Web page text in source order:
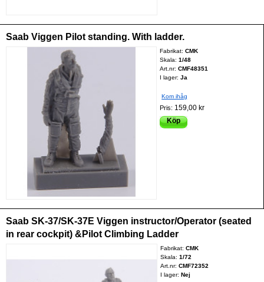
Saab Viggen Pilot standing. With ladder.
Fabrikat:CMK
Skala:1/48
Art.nr:CMF48351
I lager: Ja
Kom ihåg
Pris: 159,00 kr
Köp
Saab SK-37/SK-37E Viggen instructor/Operator (seated
in rear cockpit) &Pilot Climbing Ladder
Fabrikat: CMK
Skala: 1/72
Art.nr: CMF72352
I lager: Nej